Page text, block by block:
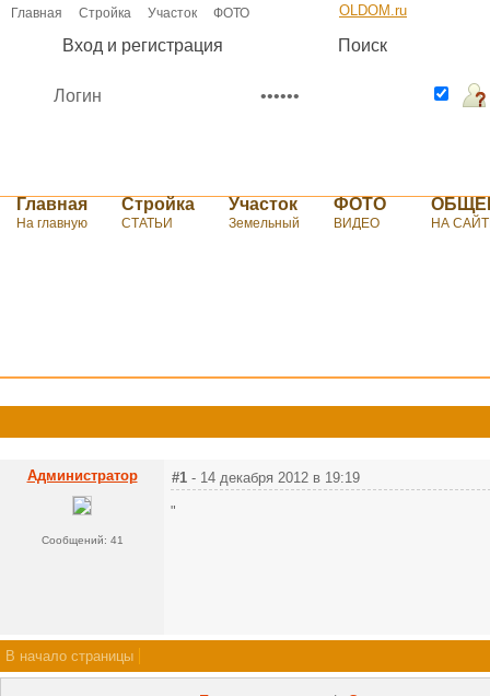
Главная Стройка Участок ФОТО OLDOM.ru
Вход и регистрация Поиск
Главная
На главную
Стройка
СТАТЬИ
Участок
Земельный
ФОТО
ВИДЕО НА
Администратор
Сообщений: 41
#1 - 14 декабря 2012 в 19:19
"
В начало страницы